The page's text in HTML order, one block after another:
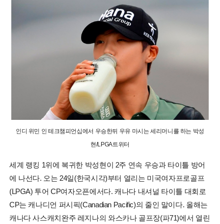
인디 위민 인 테크챔피언십에서 우승한뒤 우유 마시는 세리머니를 하는 박성
현/LPGA트위터
세계 랭킹 1위에 복귀한 박성현이 2주 연속 우승과 타이틀 방어
에 나선다. 오는 24일(한국시각)부터 열리는 미국여자프로골프
(LPGA) 투어 CP여자오픈에서다. 캐나다 내셔널 타이틀 대회로
CP는 캐나디언 퍼시픽(Canadian Pacific)의 줄인 말이다. 올해는
캐나다 사스캐치완주 레지나의 와스카나 골프장(파71)에서 열린